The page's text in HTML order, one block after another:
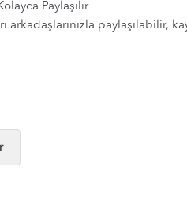
Paylaşılır
arkadaşlarınızla paylaşılabilir,